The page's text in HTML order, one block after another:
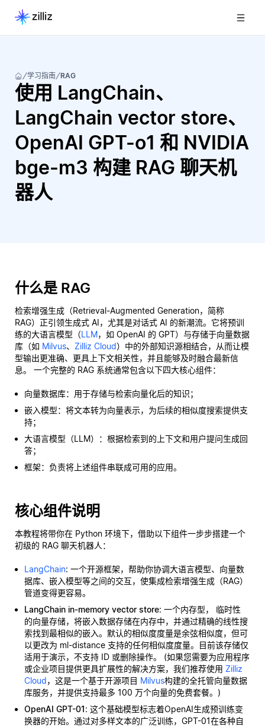
学习指南 RAG
使用 LangChain、
LangChain vector store、
OpenAI GPT-o1 和 NVIDIA
bge-m3 构建 RAG 聊天机
器人
什么是 RAG
检索增强生成（Retrieval-Augmented Generation，简称
RAG）正引领生成式 AI，尤其是对话式 AI 的新潮流。它将预训
练的大语言模型（LLM，如 OpenAI 的 GPT）与存储于向量数据
库（如 Milvus、 Zilliz Cloud）中的外部知识源相结合，从而让模
型输出更准确、更具上下文相关性，并且能够及时融合最新信
息。 一个完整的 RAG 系统通常包含以下四大核心组件：
向量数据库：用于存储与检索向量化后的知识；
嵌入模型：将文本转为向量表示，为后续的相似度搜索提供支
持；
大语言模型（LLM）：根据检索到的上下文和用户提问生成回
答；
框架：负责将上述组件串联成可用的应用。
核心组件说明
本教程将带你在 Python 环境下，借助以下组件一步步搭建一个
初级的 RAG 聊天机器人：
LangChain: 一个开源框架，帮助你协调大语言模型、向量数
据库、嵌入模型等之间的交互，使集成检索增强生成（RAG）
管道变得更容易。
LangChain in-memory vector store: 一个内存型， 临时性
的向量存储，将嵌入数据存储在内存中，并通过精确的线性搜
索找到最相似的嵌入。默认的相似度度量是余弦相似度，但可
以更改为 ml-distance 支持的任何相似度度量。目前该存储仅
适用于演示，不支持 ID 或删除操作。 (如果您需要为应用程序
或企业项目提供更具扩展性的解决方案，我们推荐使用 Zilliz
Cloud，这是一个基于开源项目 Milvus构建的全托管向量数据
库服务，并提供支持最多 100 万个向量的免费套餐。)
OpenAI GPT-01: 这个基础模型标志着OpenAI生成预训练变
换器的开始。通过对多样文本的广泛训练，GPT-01在各种自